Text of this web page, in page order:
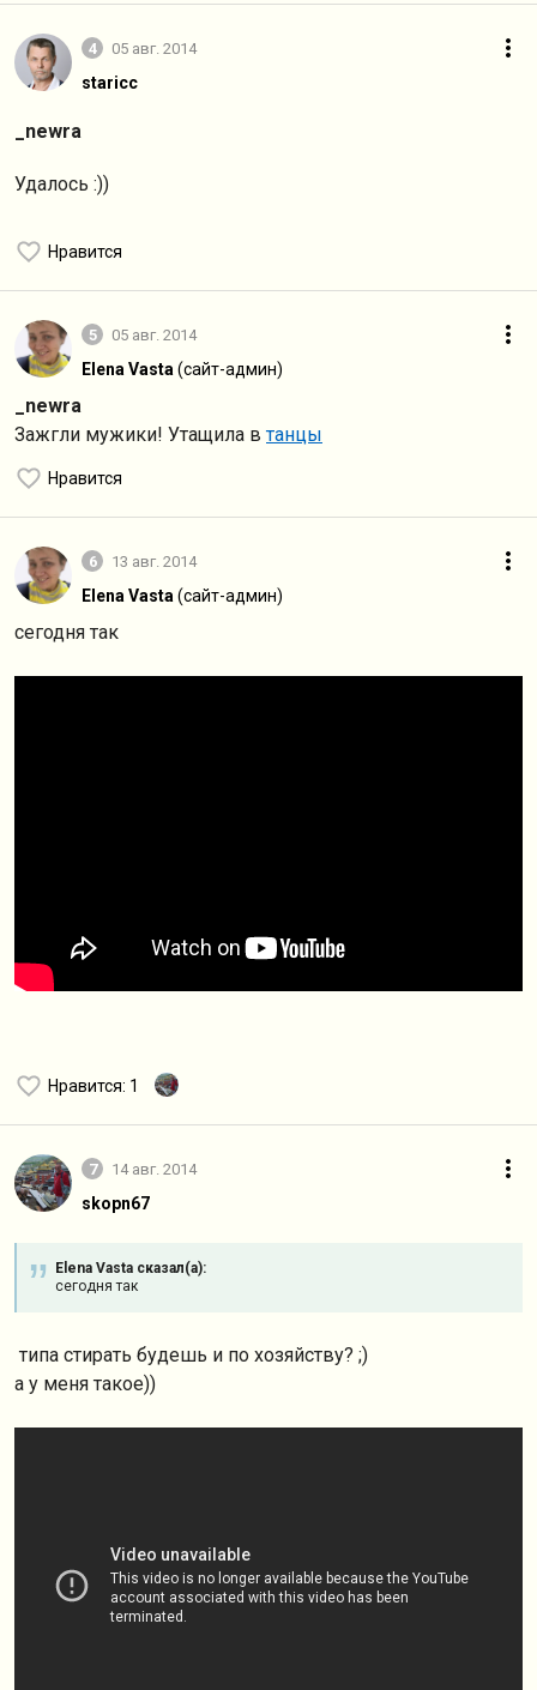
4 05 авг. 2014
staricc
_newra
Удалось :))
Нравится
5 05 авг. 2014
Elena Vasta (сайт-админ)
_newra
Зажгли мужики! Утащила втанцы
Нравится
6 13 авг. 2014
Elena Vasta (сайт-админ)
cегодня так
Нравится: 1
7 14 авг. 2014
skopn67
Elena Vasta сказал(а):
cегодня так
типа стирать будешь и по хозяйству? ;)
а у меня такое))